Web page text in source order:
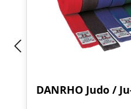
DANRHO Judo /